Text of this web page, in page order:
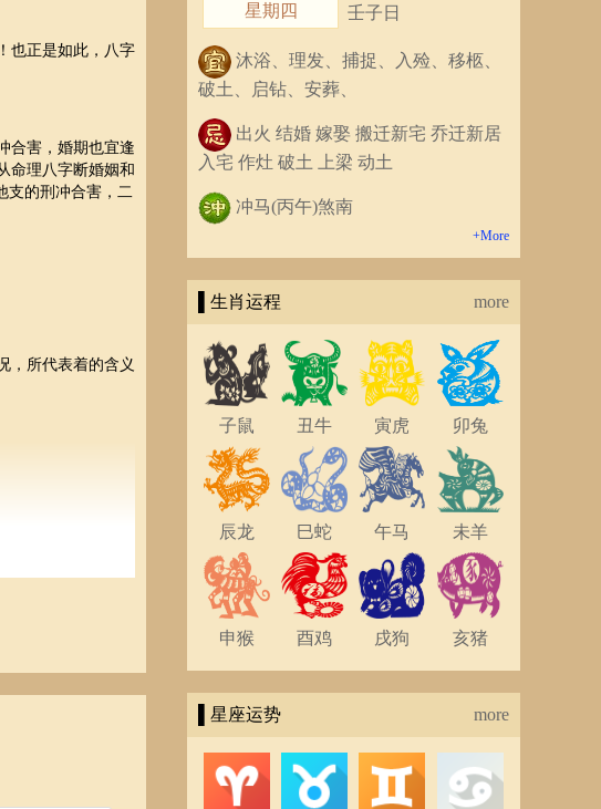
也正是如此，八字
合害，婚期也宜逢
命理八字断婚姻和
支的刑冲合害，二
，所代表着的含义
在着竞争关系，
终婚姻不幸福、甚
者，配偶被抢走
者戊申流年，那
星期四
壬子日
沐浴、理发、捕捉、入殓、移柩、
破土、启钻、安葬、
出火 结婚 嫁娶 搬迁新宅 乔迁新居
入宅 作灶 破土 上梁 动土
冲马(丙午)煞南
+More
▌生肖运程 more
子鼠 丑牛 寅虎 卯兔
辰龙 巳蛇 午马 未羊
申猴 酉鸡 戌狗 亥猪
▌星座运势 more